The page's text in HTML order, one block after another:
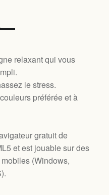
relaxant qui vous
le stress.
préférée et à
gratuit de
et est jouable sur des
(Windows,
).